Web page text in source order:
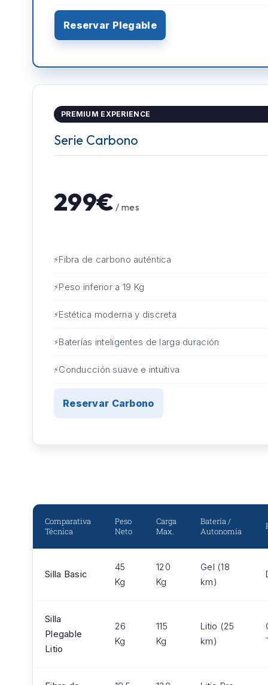
Reservar Plegable
PREMIUM EXPERIENCE
Serie Carbono
299€ / mes
Fibra de carbono auténtica
Peso inferior a 19 Kg
Estética moderna y discreta
Baterías inteligentes de larga duración
Conducción suave e intuitiva
Reservar Carbono
Comparativa
Técnica
Peso
Neto
Carga
Max.
Batería /
Autonomía
Silla Basic
45
Kg
120
Kg
Gel (18
km)
Silla
Plegable
Litio
26
Kg
115
Kg
Litio (25
km)